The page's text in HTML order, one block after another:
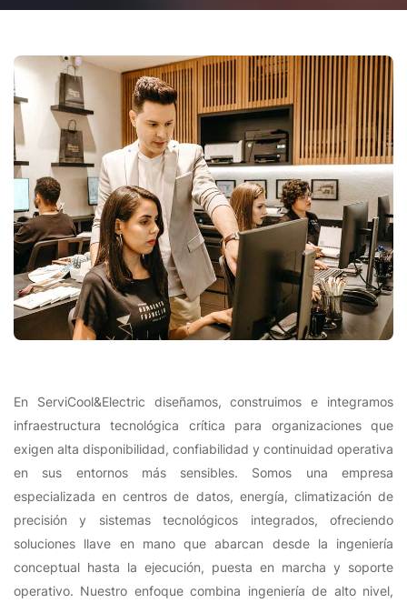
En ServiCool&Electric diseñamos, construimos e integramos
infraestructura tecnológica crítica para organizaciones que
exigen alta disponibilidad, confiabilidad y continuidad operativa
en sus entornos más sensibles. Somos una empresa
especializada en centros de datos, energía, climatización de
precisión y sistemas tecnológicos integrados, ofreciendo
soluciones llave en mano que abarcan desde la ingeniería
conceptual hasta la ejecución, puesta en marcha y soporte
operativo. Nuestro enfoque combina ingeniería de alto nivel,